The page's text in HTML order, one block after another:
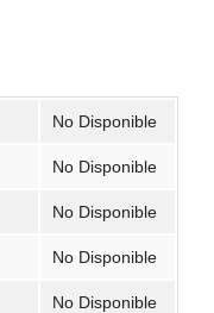
No Disponible
No Disponible
No Disponible
No Disponible
No Disponible